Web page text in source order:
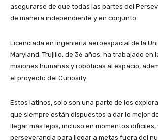
asegurarse de que todas las partes del
de manera independiente y en conjunto.
Licenciada en ingeniería aeroespacial de la
Maryland, Trujillo, de 36 años, ha trabajado en
misiones humanas y robóticas al espacio,
el proyecto del Curiosity.
Estos latinos, solo son una parte de los
que siempre están dispuestos a dar lo mejor
llegar más lejos, incluso en momentos difíciles,
perseverancia para llegar a metas fuera del